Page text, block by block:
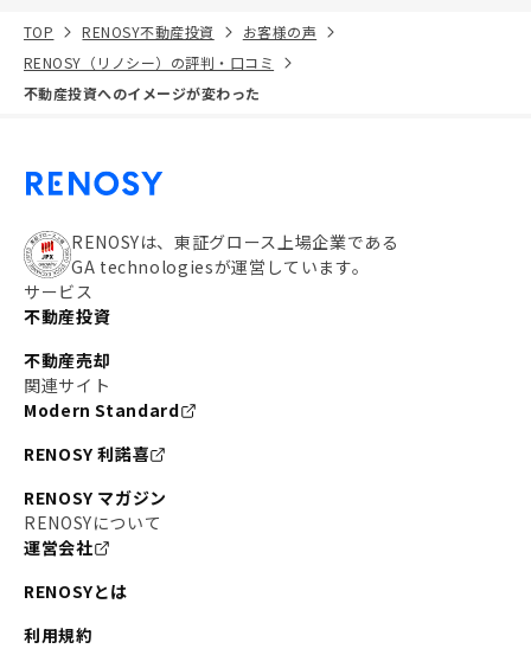
TOP RENOSY不動産投資
お客様の声
RENOSY（リノシー）の評判・口コミ
不動産投資へのイメージが変わった
RENOSYは、東証グロース上場企業である
GA technologiesが運営しています。
サービス
不動産投資
不動産売却
関連サイト
Modern Standard
RENOSY 利諾喜
RENOSY マガジン
RENOSYについて
運営会社
RENOSYとは
利用規約